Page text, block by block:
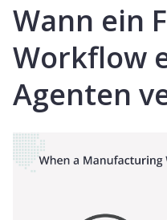
Wann ein
Workflow
Agenten